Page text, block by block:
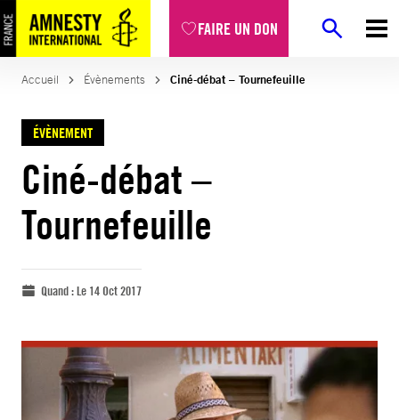
FAIRE UN DON
Accueil Évènements Ciné-débat – Tournefeuille
ÉVÈNEMENT
Ciné-débat –
Tournefeuille
Quand :Le 14 Oct 2017